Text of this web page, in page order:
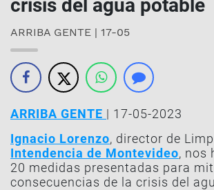
crisis del agua potable
ARRIBA GENTE | 17-05
ARRIBA GENTE | 17-05-2023
Ignacio Lorenzo, director de
Intendencia de Montevideo, nos
20 medidas presentadas para
consecuencias de la crisis del